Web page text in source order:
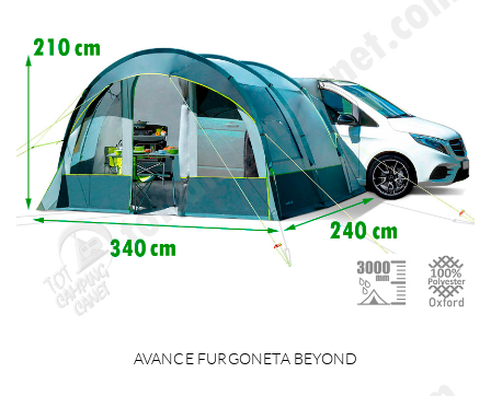
AVANCE FURGONETA BEYOND